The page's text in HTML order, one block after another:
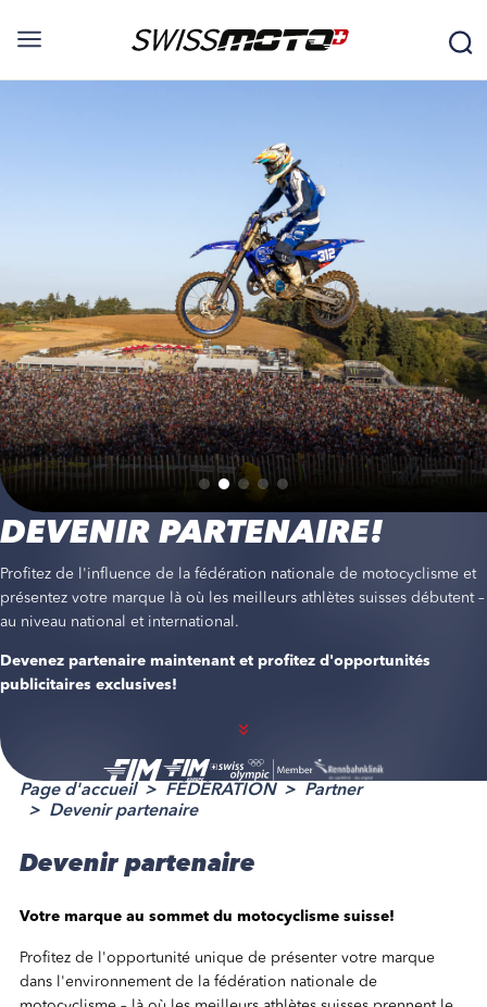
DEVENIR PARTENAIRE!
Profitez de l'influence de la fédération nationale de motocyclisme et
présentez votre marque là où les meilleurs athlètes suisses débutent –
au niveau national et international.
Devenez partenaire maintenant et profitez d'opportunités
publicitaires exclusives!
Page d'accueil FÉDÉRATION
Partner
Devenir partenaire
Devenir partenaire
Votre marque au sommet du motocyclisme suisse!
Profitez de l'opportunité unique de présenter votre marque
dans l'environnement de la fédération nationale de